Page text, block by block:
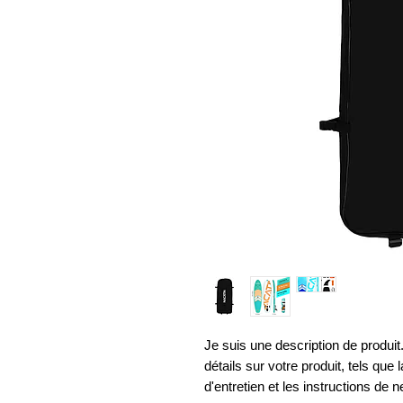
Je suis une description de
détails sur votre produit, tels que
d'entretien et les instructions de